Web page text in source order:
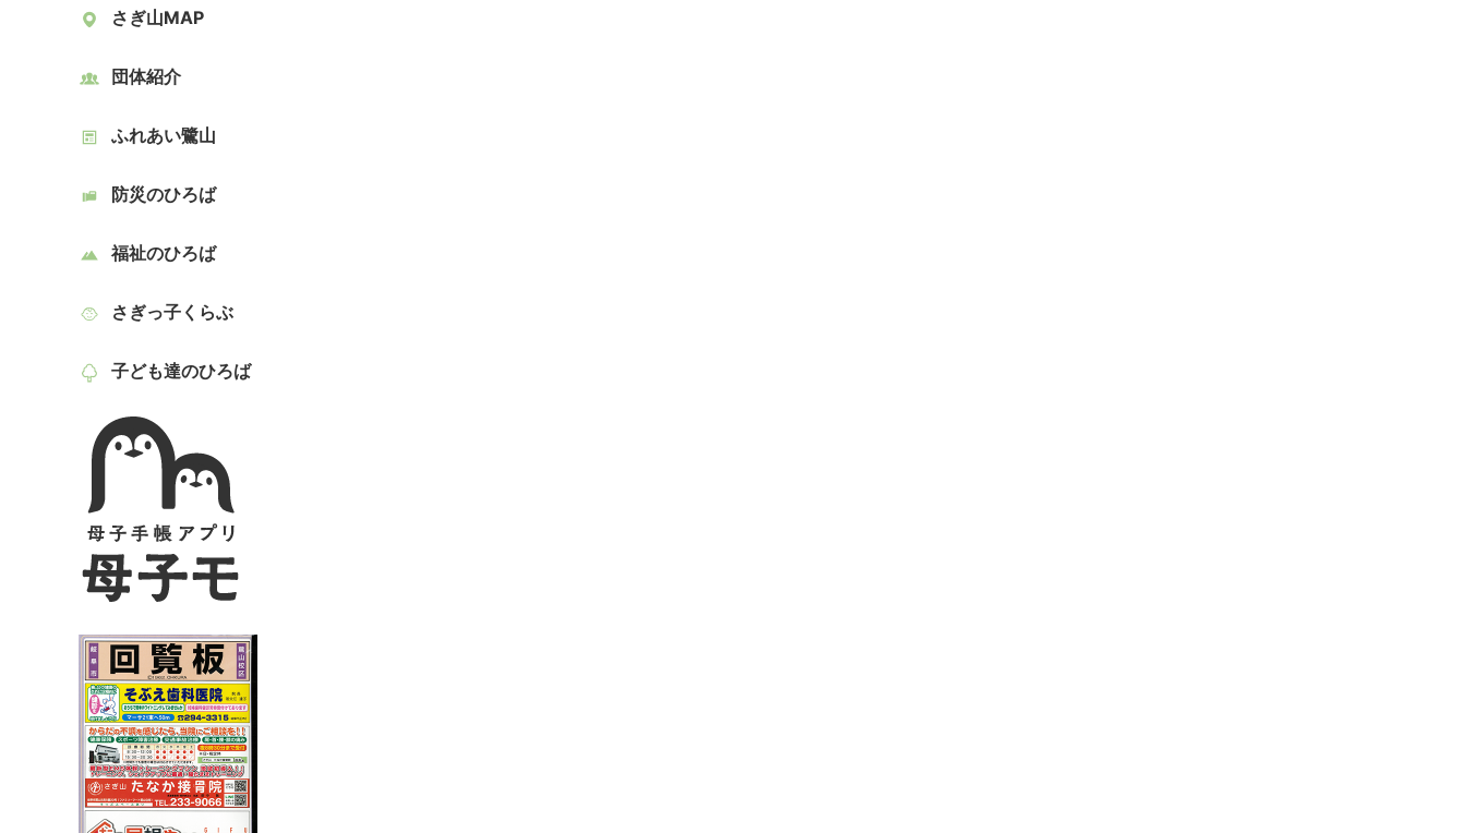
さぎ山MAP
団体紹介
ふれあい鷺山
防災のひろば
福祉のひろば
さぎっ子くらぶ
子ども達のひろば